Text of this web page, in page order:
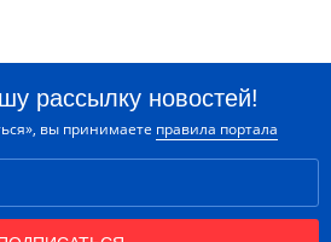
рассылку новостей!
вы принимаете правила портала